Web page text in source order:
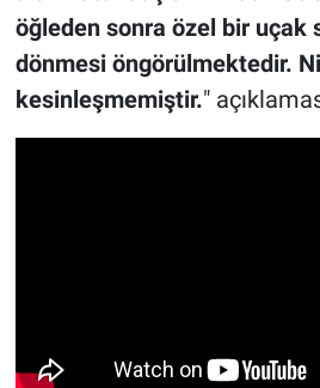
öğleden sonra özel bir uçak
dönmesi öngörülmektedir.
kesinleşmemiştir."